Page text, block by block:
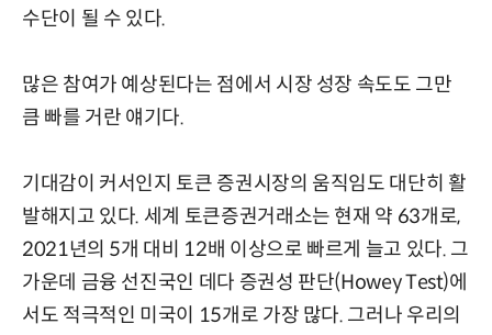
수단이 될 수 있다.
많은 참여가 예상된다는 점에서 시장 성장 속도도 그만
큼 빠를 거란 얘기다.
기대감이 커서인지 토큰 증권시장의 움직임도 대단히 활
발해지고 있다. 세계 토큰증권거래소는 현재 약 63개로,
2021년의 5개 대비 12배 이상으로 빠르게 늘고 있다. 그
가운데 금융 선진국인 데다 증권성 판단(Howey Test)에
서도 적극적인 미국이 15개로 가장 많다. 그러나 우리의